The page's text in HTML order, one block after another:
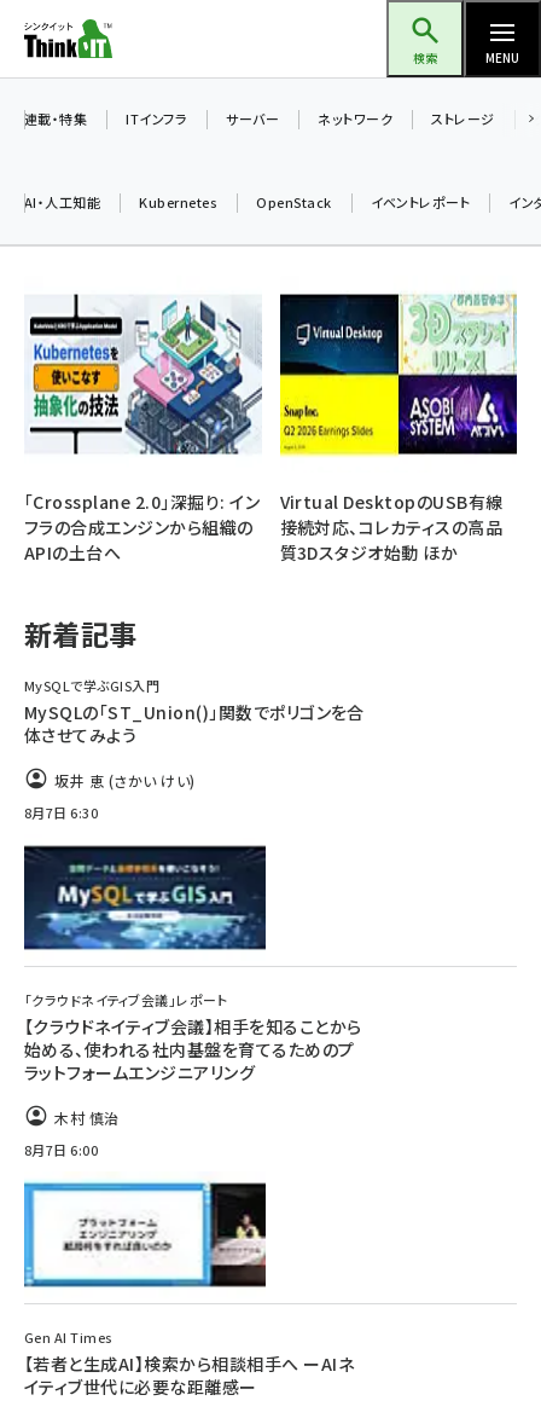
ン
ツ
検索 MENU
加藤銘のチーム貢献～仲間と築いた勝利の絆～ (2338)
iot女子会 (2299)
北海道をのんびり旅する晴山佳須夫のヒント集！ (2060)
drupal (1973)
genai (1501)
abc123 (1376)
連載・特集 ITインフラ サーバー ネットワーク ストレージ
AI・人工知能 Kubernetes OpenStack イベントレポート イン
「Crossplane 2.0」深掘り: イン
フラの合成エンジンから組織の
APIの土台へ
Virtual DesktopのUSB有線
接続対応、コレカティスの高品
質3Dスタジオ始動 ほか
新着記事
MySQLで学ぶGIS入門
MySQLの「ST_Union()」関数でポリゴンを合
体させてみよう
坂井 恵 (さかい けい)
8月7日 6:30
「クラウドネイティブ会議」レポート
【クラウドネイティブ会議】相手を知ることから
始める、使われる社内基盤を育てるためのプ
ラットフォームエンジニアリング
木村 慎治
8月7日 6:00
Gen AI Times
【若者と生成AI】検索から相談相手へ ーAIネ
イティブ世代に必要な距離感ー